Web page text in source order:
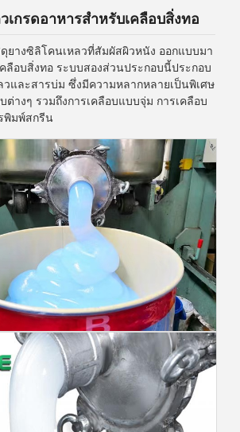
เกรดอาหารสำหรับเคลือบสิ่งทอ
ยางซิลิโคนเหลวที่สัมผัสผิวหนัง ออกแบบมา
ลือบสิ่งทอ ระบบสองส่วนประกอบนี้ประกอบ
และสารบ่ม ซึ่งมีความหลากหลายเป็นพิเศษ
ต่างๆ รวมถึงการเคลือบแบบจุ่ม การเคลือบ
พิมพ์สกรีน